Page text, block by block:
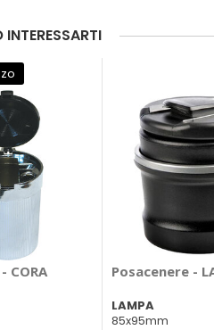
INTERESSARTI
CORA Posacenere -
LAMPA
85x95mm